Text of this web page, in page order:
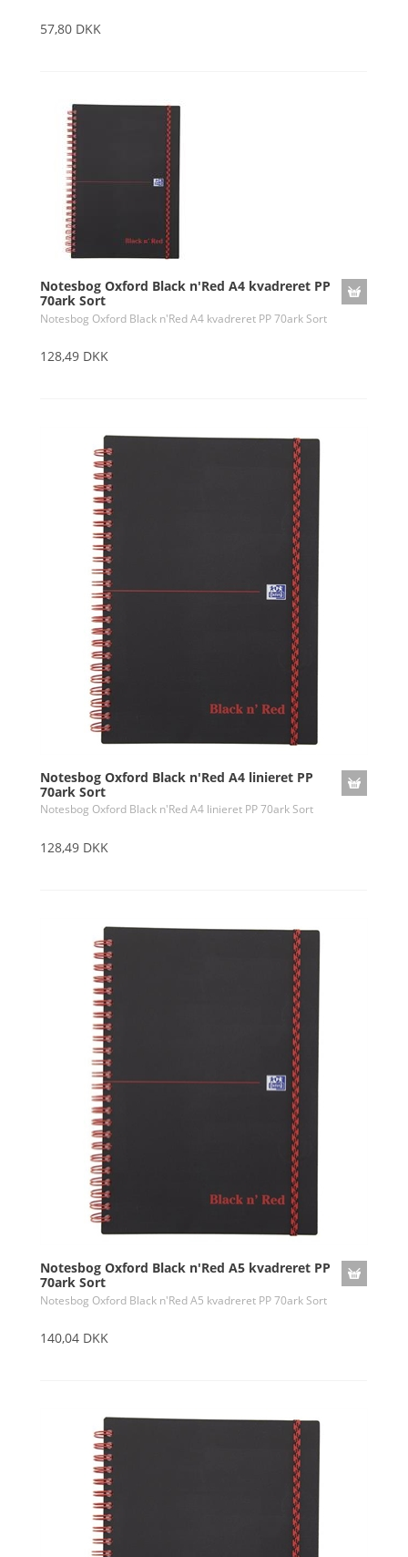
57,80 DKK
Notesbog Oxford Black n'Red A4 kvadreret PP
70ark Sort
Notesbog Oxford Black n'Red A4 kvadreret PP 70ark Sort
128,49 DKK
Notesbog Oxford Black n'Red A4 linieret PP
70ark Sort
Notesbog Oxford Black n'Red A4 linieret PP 70ark Sort
128,49 DKK
Notesbog Oxford Black n'Red A5 kvadreret PP
70ark Sort
Notesbog Oxford Black n'Red A5 kvadreret PP 70ark Sort
140,04 DKK